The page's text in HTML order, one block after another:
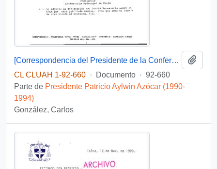
[Correspondencia del Presidente de la Conferencia Episcopal de Chile dirigida al Presidente Patricio Aylwin]
CL CLUAH 1-92-660 · Documento · 92-660
Parte de Presidente Patricio Aylwin Azócar (1990-
1994)
González, Carlos